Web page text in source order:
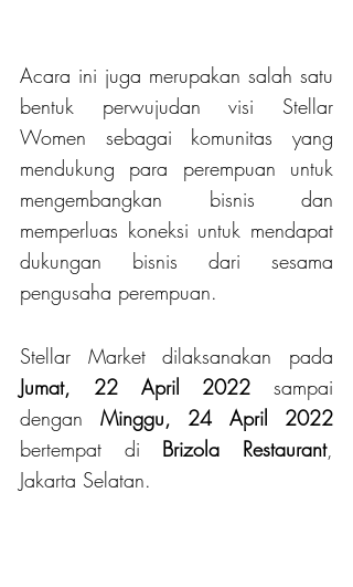
Acara ini juga merupakan salah satu
bentuk perwujudan visi Stellar
Women sebagai komunitas yang
mendukung para perempuan untuk
mengembangkan bisnis dan
memperluas koneksi untuk mendapat
dukungan bisnis dari sesama
pengusaha perempuan.
Stellar Market dilaksanakan pada
Jumat, 22 April 2022 sampai
dengan
bertempat di Brizola Restaurant,
Jakarta Selatan.